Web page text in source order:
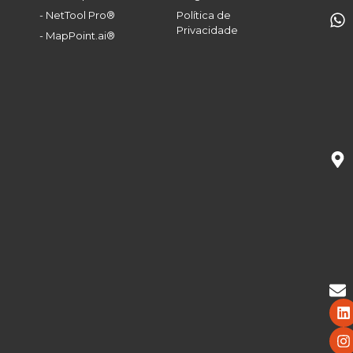
- NetTool Pro®
- MapPoint.ai®
Política de
Privacidade